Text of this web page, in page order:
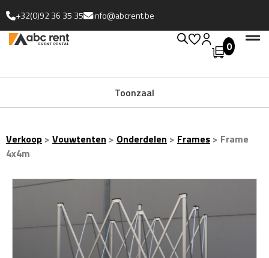
+32(0)92 36 35 35 info@abcrent.be
0
Toonzaal
Verkoop > Vouwtenten > Onderdelen > Frames > Frame
4x4m